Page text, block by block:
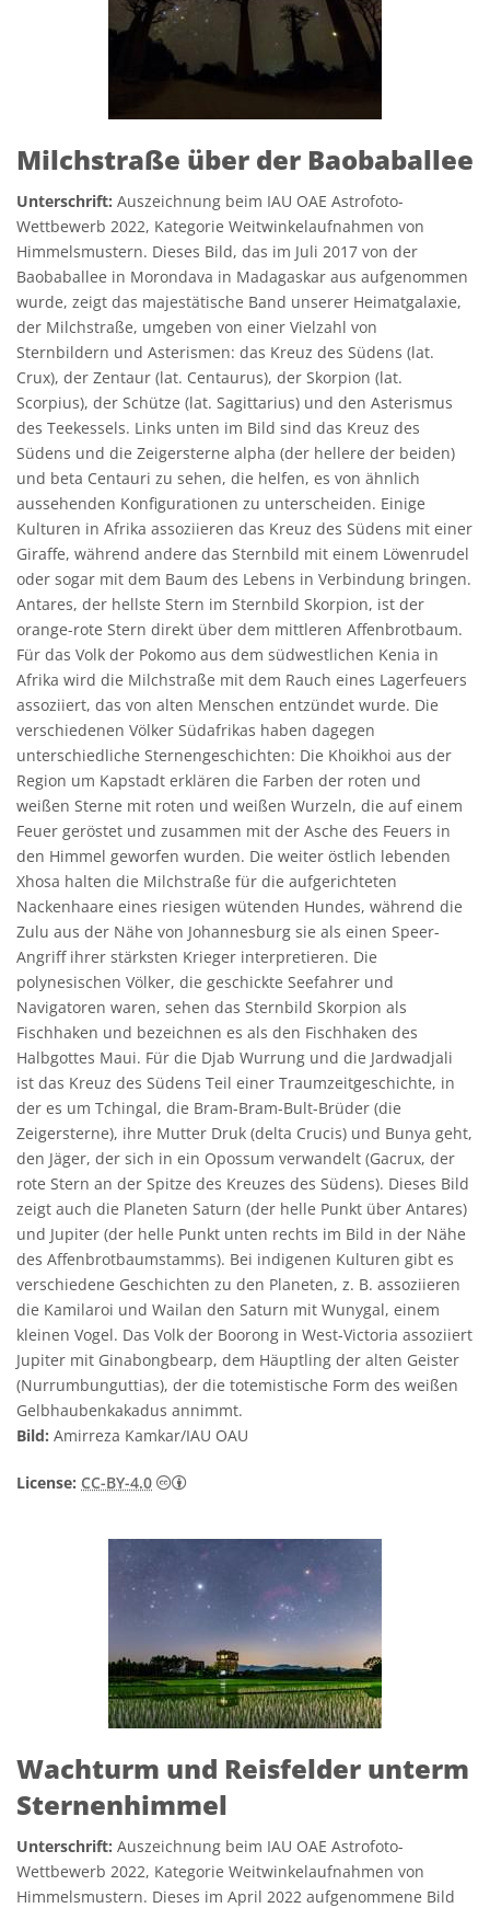
Milchstraße über der Baobaballee
Unterschrift: Auszeichnung beim IAU OAE Astrofoto-
Wettbewerb 2022, Kategorie Weitwinkelaufnahmen von
Himmelsmustern. Dieses Bild, das im Juli 2017 von der
Baobaballee in Morondava in Madagaskar aus aufgenommen
wurde, zeigt das majestätische Band unserer Heimatgalaxie,
der Milchstraße, umgeben von einer Vielzahl von
Sternbildern und Asterismen: das Kreuz des Südens (lat.
Crux), der Zentaur (lat. Centaurus), der Skorpion (lat.
Scorpius), der Schütze (lat. Sagittarius) und den Asterismus
des Teekessels. Links unten im Bild sind das Kreuz des
Südens und die Zeigersterne alpha (der hellere der beiden)
und beta Centauri zu sehen, die helfen, es von ähnlich
aussehenden Konfigurationen zu unterscheiden. Einige
Kulturen in Afrika assoziieren das Kreuz des Südens mit einer
Giraffe, während andere das Sternbild mit einem Löwenrudel
oder sogar mit dem Baum des Lebens in Verbindung bringen.
Antares, der hellste Stern im Sternbild Skorpion, ist der
orange-rote Stern direkt über dem mittleren Affenbrotbaum.
Für das Volk der Pokomo aus dem südwestlichen Kenia in
Afrika wird die Milchstraße mit dem Rauch eines Lagerfeuers
assoziiert, das von alten Menschen entzündet wurde. Die
verschiedenen Völker Südafrikas haben dagegen
unterschiedliche Sternengeschichten: Die Khoikhoi aus der
Region um Kapstadt erklären die Farben der roten und
weißen Sterne mit roten und weißen Wurzeln, die auf einem
Feuer geröstet und zusammen mit der Asche des Feuers in
den Himmel geworfen wurden. Die weiter östlich lebenden
Xhosa halten die Milchstraße für die aufgerichteten
Nackenhaare eines riesigen wütenden Hundes, während die
Zulu aus der Nähe von Johannesburg sie als einen Speer-
Angriff ihrer stärksten Krieger interpretieren. Die
polynesischen Völker, die geschickte Seefahrer und
Navigatoren waren, sehen das Sternbild Skorpion als
Fischhaken und bezeichnen es als den Fischhaken des
Halbgottes Maui. Für die Djab Wurrung und die Jardwadjali
ist das Kreuz des Südens Teil einer Traumzeitgeschichte, in
der es um Tchingal, die Bram-Bram-Bult-Brüder (die
Zeigersterne), ihre Mutter Druk (delta Crucis) und Bunya geht,
den Jäger, der sich in ein Opossum verwandelt (Gacrux, der
rote Stern an der Spitze des Kreuzes des Südens). Dieses Bild
zeigt auch die Planeten Saturn (der helle Punkt über Antares)
und Jupiter (der helle Punkt unten rechts im Bild in der Nähe
des Affenbrotbaumstamms). Bei indigenen Kulturen gibt es
verschiedene Geschichten zu den Planeten, z. B. assoziieren
die Kamilaroi und Wailan den Saturn mit Wunygal, einem
kleinen Vogel. Das Volk der Boorong in West-Victoria assoziiert
Jupiter mit Ginabongbearp, dem Häuptling der alten Geister
(Nurrumbunguttias), der die totemistische Form des weißen
Gelbhaubenkakadus annimmt.
Bild: Amirreza Kamkar/IAU OAU
License: CC-BY-4.0 Creative Commons Namensnennung 4.0
Wachturm und Reisfelder unterm
Sternenhimmel
Unterschrift: Auszeichnung beim IAU OAE Astrofoto-
Wettbewerb 2022, Kategorie Weitwinkelaufnahmen von
Himmelsmustern. Dieses im April 2022 aufgenommene Bild